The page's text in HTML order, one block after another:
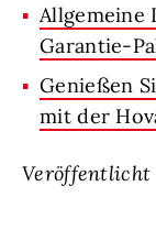
Allgemeine
Garantie-
Genießen
mit der
Veröffentlicht